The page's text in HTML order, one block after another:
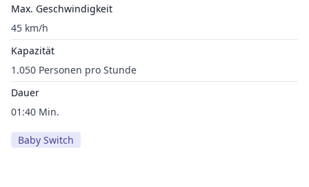
Max. Geschwindigkeit
45 km/h
Kapazität
1.050 Personen pro Stunde
Dauer
01:40 Min.
Baby Switch